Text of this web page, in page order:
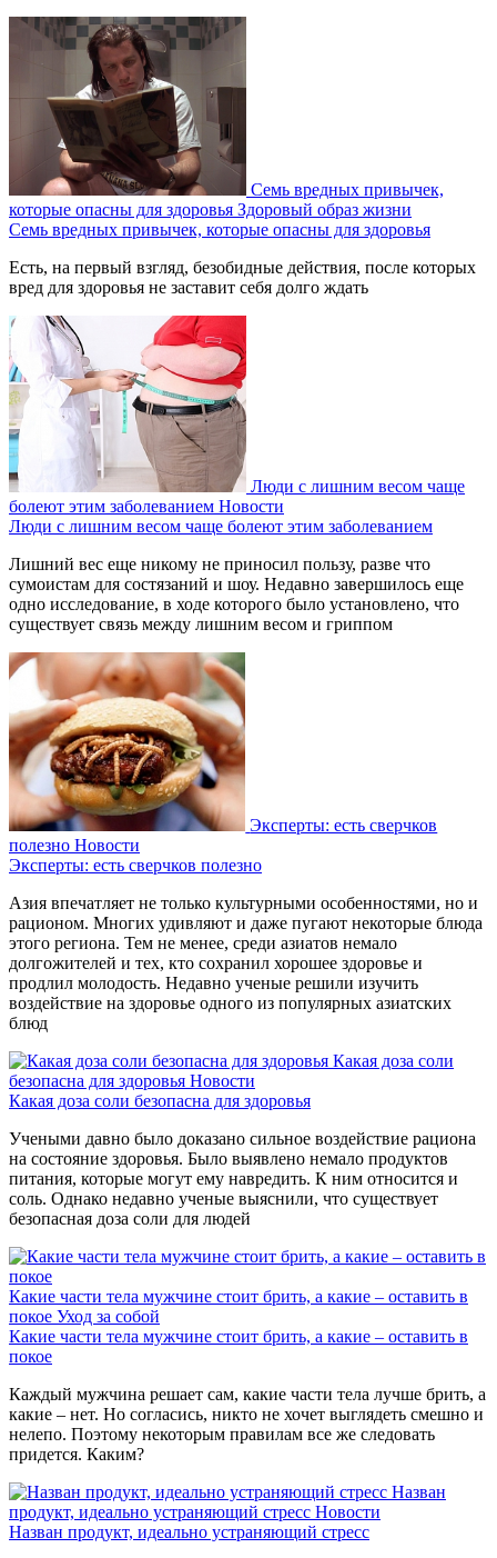
Семь вредных привычек,
которые опасны для здоровья Здоровый образ жизни
Семь вредных привычек, которые опасны для здоровья
Есть, на первый взгляд, безобидные действия, после которых
вред для здоровья не заставит себя долго ждать
Люди с лишним весом чаще
болеют этим заболеванием Новости
Люди с лишним весом чаще болеют этим заболеванием
Лишний вес еще никому не приносил пользу, разве что
сумоистам для состязаний и шоу. Недавно завершилось еще
одно исследование, в ходе которого было установлено, что
существует связь между лишним весом и гриппом
Эксперты: есть сверчков
полезно Новости
Эксперты: есть сверчков полезно
Азия впечатляет не только культурными особенностями, но и
рационом. Многих удивляют и даже пугают некоторые блюда
этого региона. Тем не менее, среди азиатов немало
долгожителей и тех, кто сохранил хорошее здоровье и
продлил молодость. Недавно ученые решили изучить
воздействие на здоровье одного из популярных азиатских
блюд
Какая доза соли
безопасна для здоровья Новости
Какая доза соли безопасна для здоровья
Учеными давно было доказано сильное воздействие рациона
на состояние здоровья. Было выявлено немало продуктов
питания, которые могут ему навредить. К ним относится и
соль. Однако недавно ученые выяснили, что существует
безопасная доза соли для людей
Какие части тела мужчине стоит брить, а какие – оставить в
покое Уход за собой
Какие части тела мужчине стоит брить, а какие – оставить в
покое
Каждый мужчина решает сам, какие части тела лучше брить, а
какие – нет. Но согласись, никто не хочет выглядеть смешно и
нелепо. Поэтому некоторым правилам все же следовать
придется. Каким?
Назван
продукт, идеально устраняющий стресс Новости
Назван продукт, идеально устраняющий стресс